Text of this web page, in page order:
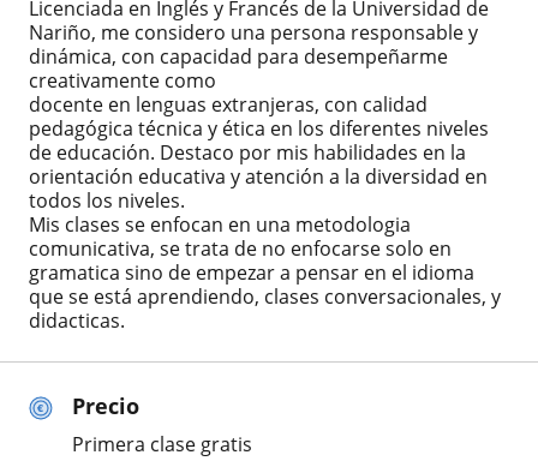
Precio
Primera clase gratis
Licenciada en Inglés y Francés de la Universidad de
Nariño, me considero una persona responsable y
dinámica, con capacidad para desempeñarme
creativamente como
docente en lenguas extranjeras, con calidad
pedagógica técnica y ética en los diferentes niveles
de educación. Destaco por mis habilidades en la
orientación educativa y atención a la diversidad en
todos los niveles.
Mis clases se enfocan en una metodologia
comunicativa, se trata de no enfocarse solo en
gramatica sino de empezar a pensar en el idioma
que se está aprendiendo, clases conversacionales, y
didacticas.